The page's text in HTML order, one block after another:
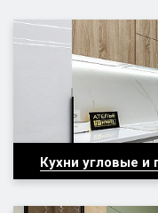
Кухни угловые и